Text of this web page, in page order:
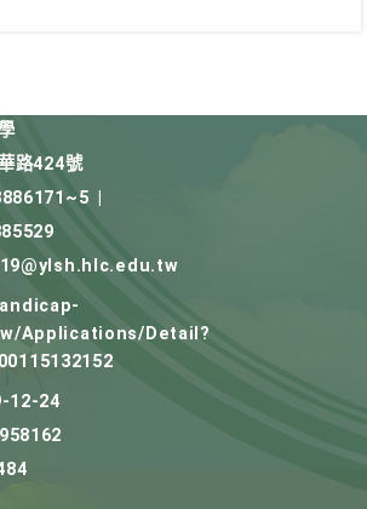
路424號
Applications/Detail?
12-24